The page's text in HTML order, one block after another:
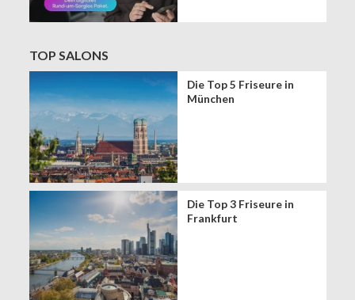
TOP SALONS
Die Top 5 Friseure in
München
Die Top 3 Friseure in
Frankfurt